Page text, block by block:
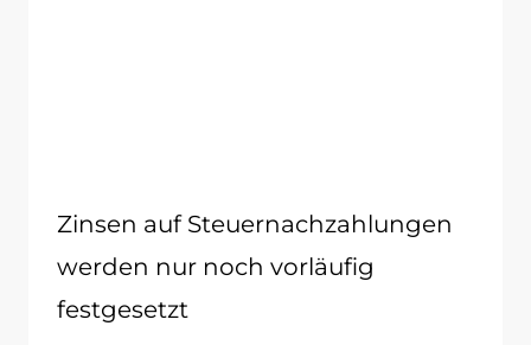
Zinsen auf Steuernachzahlungen
werden nur noch vorläufig
festgesetzt